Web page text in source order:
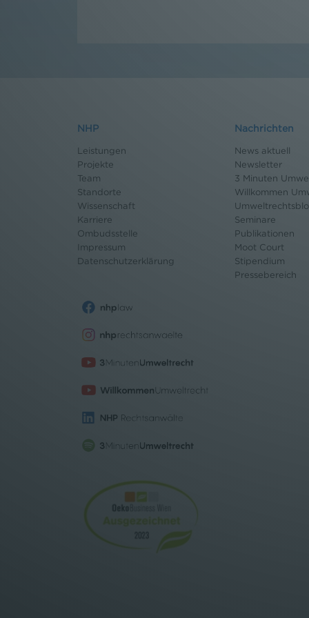
NHP
Leistungen
Projekte
Team
Standorte
Wissenschaft
Karriere
Ombudsstelle
Impressum
Datenschutzerklärung
Nachrichten
News aktuell
Newsletter
3 Minuten
Willkommen
Seminare
Publikationen
Moot Court
Stipendium
Pressebereich